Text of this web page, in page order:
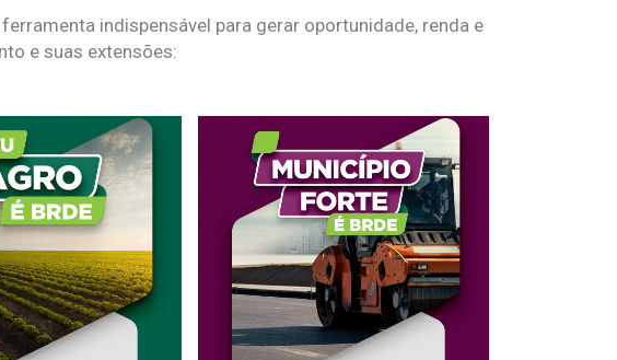
indispensável para gerar oportunidade, renda e
e suas extensões: